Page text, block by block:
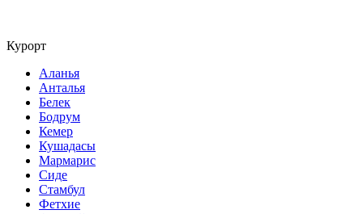
Курорт
Аланья
Анталья
Белек
Бодрум
Кемер
Кушадасы
Мармарис
Сиде
Стамбул
Фетхие